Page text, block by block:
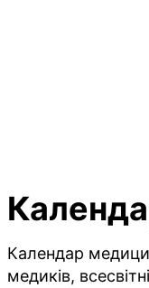
Календар
медиків,